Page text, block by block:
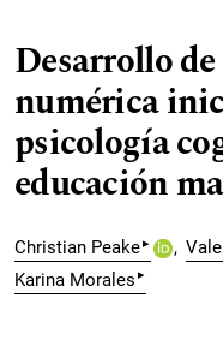
Desarrollo
numérica
psicología
educación
Christian Peake▸
Karina Morales ▸